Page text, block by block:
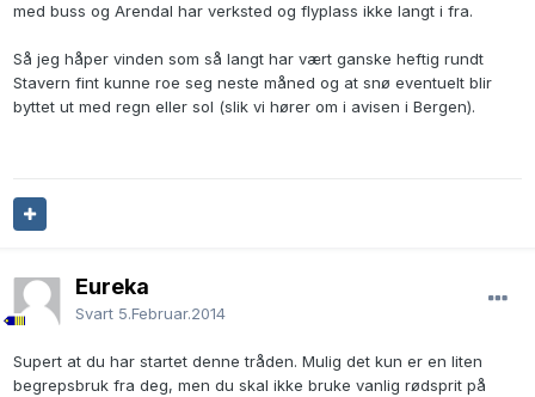
med buss og Arendal har verksted og flyplass ikke langt i fra.
Så jeg håper vinden som så langt har vært ganske heftig rundt
Stavern fint kunne roe seg neste måned og at snø eventuelt blir
byttet ut med regn eller sol (slik vi hører om i avisen i Bergen).
Eureka
Svart 5.Februar.2014
Supert at du har startet denne tråden. Mulig det kun er en liten
begrepsbruk fra deg, men du skal ikke bruke vanlig rødsprit på